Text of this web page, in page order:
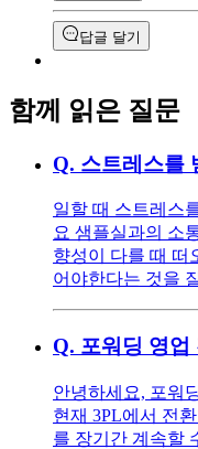
답글 달기
함께 읽은 질문
Q. 스트레스를
일할 때 스트레스
요 샘플실과의 소
향성이 다를 때 떠
어야한다는 것을
Q. 포워딩 영업
안녕하세요, 포워
현재 3PL에서 전
를 장기간 계속할